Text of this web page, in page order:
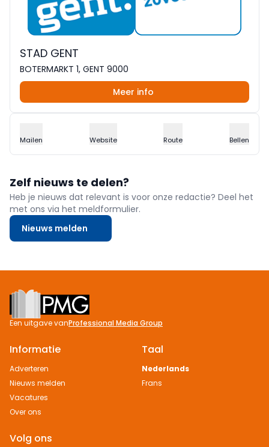
STAD GENT
BOTERMARKT 1, GENT 9000
Meer info
Mailen Website Route Bellen
Zelf nieuws te delen?
Heb je nieuws dat relevant is voor onze redactie? Deel het
met ons via het meldformulier.
Nieuws melden
Footer
Een uitgave vanProfessional Media Group
Informatie
Adverteren
Nieuws melden
Vacatures
Over ons
Taal
Nederlands
Frans
Volg ons